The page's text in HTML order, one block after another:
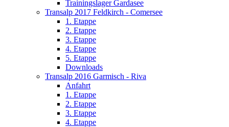
Trainingslager Gardasee
Transalp 2017 Feldkirch - Comersee
1. Etappe
2. Etappe
3. Etappe
4. Etappe
5. Etappe
Downloads
Transalp 2016 Garmisch - Riva
Anfahrt
1. Etappe
2. Etappe
3. Etappe
4. Etappe